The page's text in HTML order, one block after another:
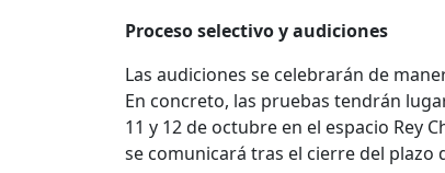
Proceso selectivo y audiciones
Las audiciones se celebrarán de
En concreto, las pruebas tendrán
11 y 12 de octubre en el espacio Rey
se comunicará tras el cierre del plazo